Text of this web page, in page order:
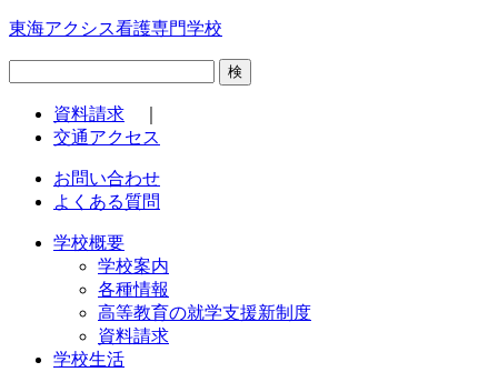
東海アクシス看護専門学校
検
資料請求
交通アクセス
お問い合わせ
よくある質問
学校概要
学校案内
各種情報
高等教育の就学支援新制度
資料請求
学校生活